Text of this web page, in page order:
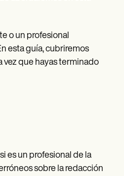
o un profesional
esta guía, cubriremos
vez que hayas terminado
es un profesional de la
sobre la redacción